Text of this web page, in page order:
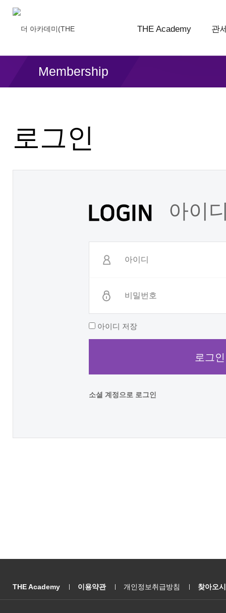
THE Academy 관
Membership
로그인
아이
아이디 저장
소셜 계정으로 로그인
THE Academy 이용약관 개인정보취급방침 찾아오